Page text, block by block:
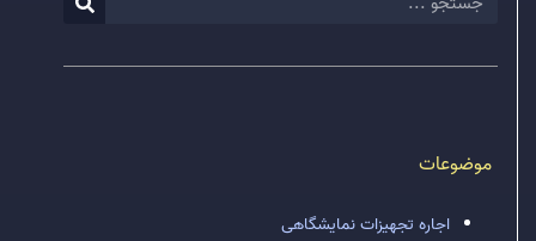
موضوعات
اجاره تجهیزات نمایشگاهی